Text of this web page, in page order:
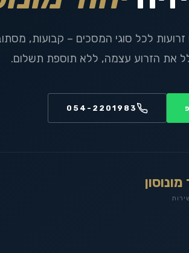
זרועות לכל סוגי המסכים – קבועות,
054-2201983
מונוסון